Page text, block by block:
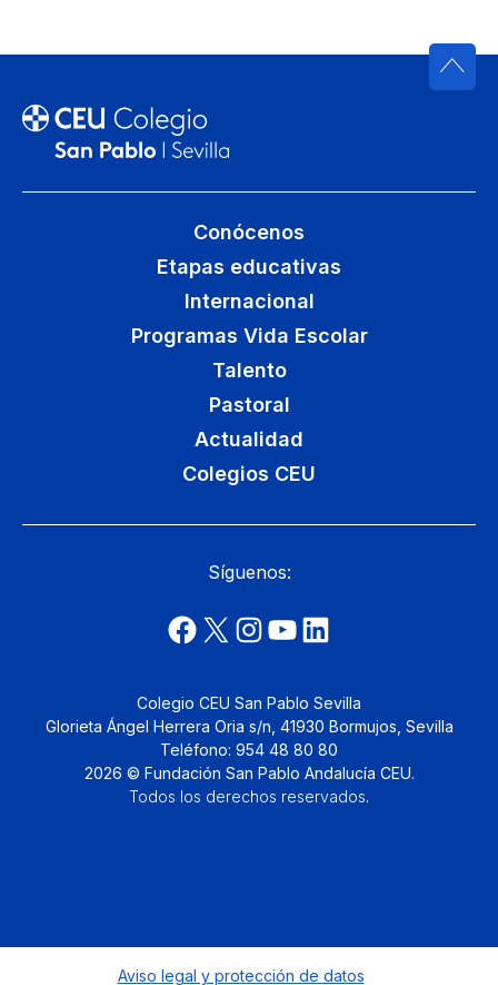
Conócenos
Etapas educativas
Internacional
Programas Vida Escolar
Talento
Pastoral
Actualidad
Colegios CEU
Síguenos:
Colegio CEU San Pablo Sevilla
Glorieta Ángel Herrera Oria s/n, 41930 Bormujos, Sevilla
Teléfono: 954 48 80 80
2026 © Fundación San Pablo Andalucía CEU.
Todos los derechos reservados.
Aviso legal y protección de datos